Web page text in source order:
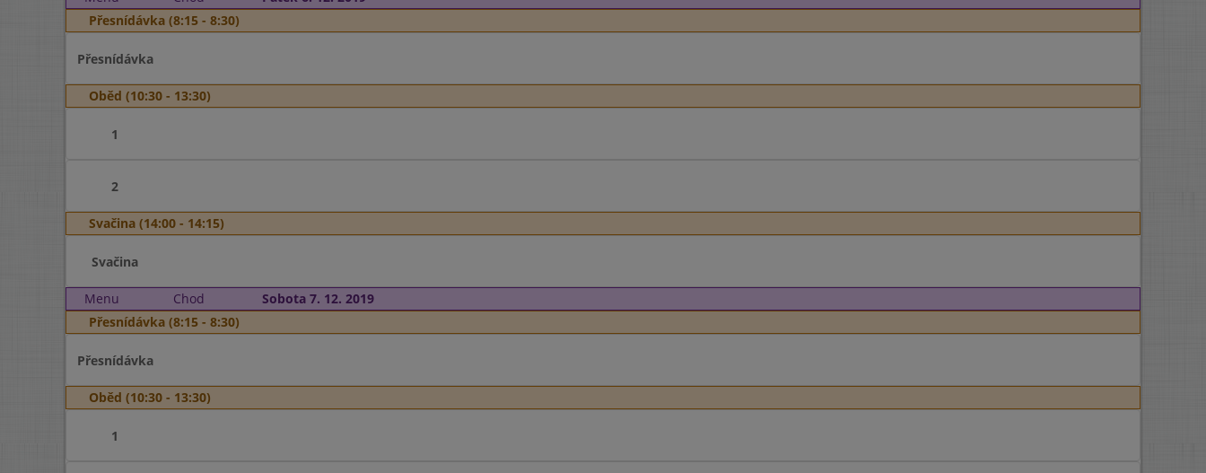
Přesnídávka (8:15 - 8:30)
Přesnídávka
Oběd (10:30 - 13:30)
1
2
Svačina (14:00 - 14:15)
Svačina
Menu Chod
Sobota 7. 12. 2019
Přesnídávka (8:15 - 8:30)
Přesnídávka
Oběd (10:30 - 13:30)
1